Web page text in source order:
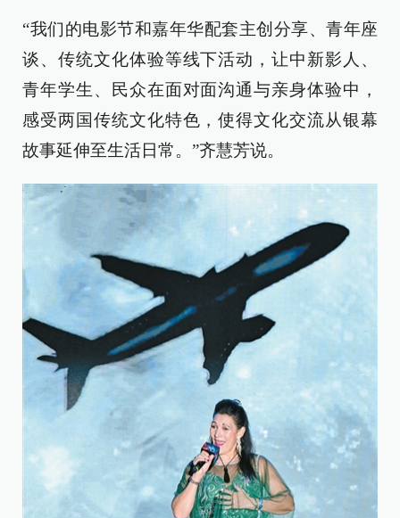
“我们的电影节和嘉年华配套主创分享、青年座
谈、传统文化体验等线下活动，让中新影人、
青年学生、民众在面对面沟通与亲身体验中，
感受两国传统文化特色，使得文化交流从银幕
故事延伸至生活日常。”齐慧芳说。